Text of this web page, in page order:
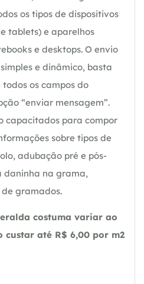
os tipos de dispositivos
tablets) e aparelhos
e desktops. O envio
e dinâmico, basta
os campos do
“enviar mensagem”.
capacitados para compor
sobre tipos de
adubação pré e pós-
daninha na grama,
gramados.
costuma variar ao
custar até R$ 6,00 por m2